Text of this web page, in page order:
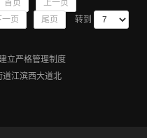
首页
上一页
一页 尾页 转到
立严格管理制度
道江滨西大道北